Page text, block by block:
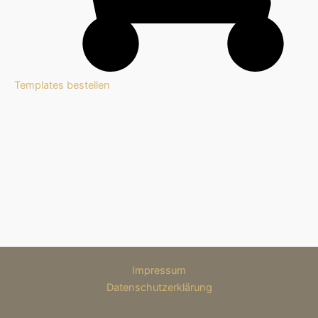
Templates bestellen
Impressum
Datenschutzerklärung